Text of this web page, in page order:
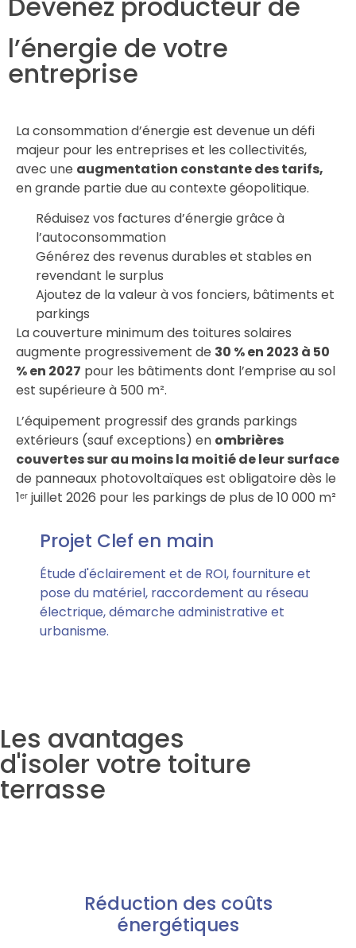
l’énergie de votre
entreprise
La consommation d’énergie est devenue un défi
majeur pour les entreprises et les collectivités,
avec une augmentation constante des tarifs,
en grande partie due au contexte géopolitique.
Réduisez vos factures d’énergie grâce à
l’autoconsommation
Générez des revenus durables et stables en
revendant le surplus
Ajoutez de la valeur à vos fonciers, bâtiments et
parkings
La couverture minimum des toitures solaires
augmente progressivement de 30 % en 2023 à 50
% en 2027 pour les bâtiments dont l’emprise au sol
est supérieure à 500 m².
L’équipement progressif des grands parkings
extérieurs (sauf exceptions) en ombrières
couvertes sur au moins la moitié de leur surface
de panneaux photovoltaïques est obligatoire dès le
1ᵉʳ juillet 2026 pour les parkings de plus de 10 000 m²
Projet Clef en main
Étude d'éclairement et de ROI, fourniture et
pose du matériel, raccordement au réseau
électrique, démarche administrative et
urbanisme.
Les avantages
d'isoler votre toiture
terrasse
Réduction des coûts
énergétiques